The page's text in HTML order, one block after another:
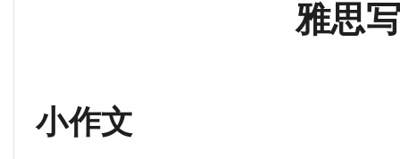
雅思
小作文